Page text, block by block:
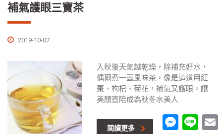
補氣護眼三寶茶
2019-10-07
入秋後天氣越乾燥，除補充好水，
偶爾煮一壺風味茶，像是這道用紅
棗、枸杞、菊花，補氣又護眼，讓
美顏壺陪成為秋冬水美人
閱讀更多
Messenger
Line